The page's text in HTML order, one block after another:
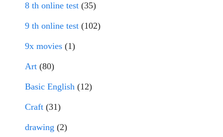
8 th online test (35)
9 th online test (102)
9x movies (1)
Art (80)
Basic English (12)
Craft (31)
drawing (2)